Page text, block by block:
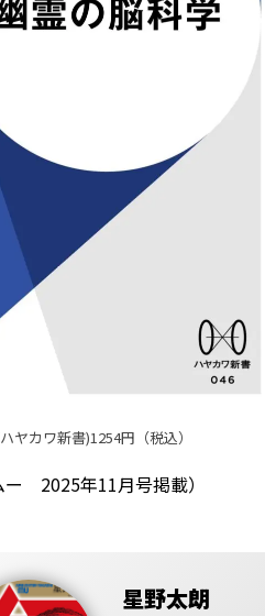
ヤカワ新書)1254円（税込）
ー 2025年11月号掲載）
星野太朗